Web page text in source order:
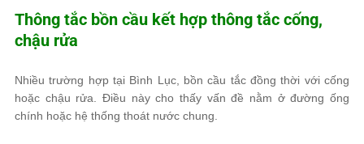
Thông tắc bồn cầu kết hợp thông tắc cống,
chậu rửa
Nhiều trường hợp tại Bình Lục, bồn cầu tắc đồng thời với cống
hoặc chậu rửa. Điều này cho thấy vấn đề nằm ở đường ống
chính hoặc hệ thống thoát nước chung.